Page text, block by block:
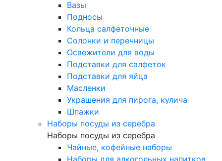
Вазы
Подносы
Кольца салфеточные
Солонки и перечницы
Освежители для воды
Подставки для салфеток
Подставки для яйца
Масленки
Украшения для пирога, кулича
Шпажки
Наборы посуды из серебра
Наборы посуды из серебра
Чайные, кофейные наборы
Наборы для алкогольных напитков